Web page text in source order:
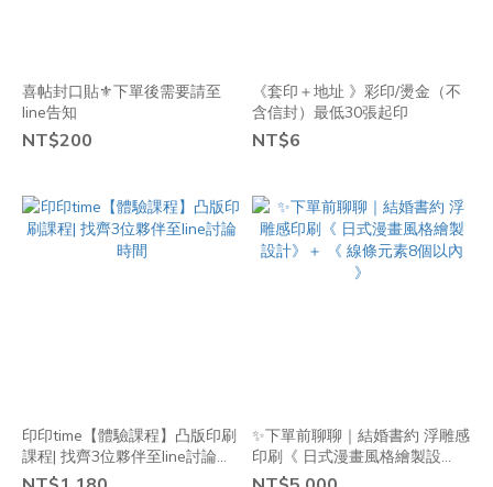
喜帖封口貼⚜️下單後需要請至
line告知
NT$200
《套印＋地址 》彩印/燙金（不
含信封）最低30張起印
NT$6
印印time【體驗課程】凸版印刷
課程| 找齊3位夥伴至line討論時
間
✨下單前聊聊｜結婚書約 浮雕感
印刷《 日式漫畫風格繪製設
計》＋ 《 線條元素8個以內 》